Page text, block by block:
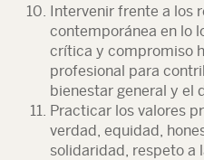
Intervenir frente a los
contemporánea en lo
crítica y compromiso
profesional para
bienestar general y el
Practicar los valores
verdad, equidad,
solidaridad, respeto a